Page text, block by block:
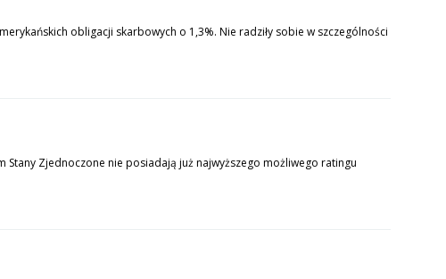
obligacji skarbowych o 1,3%. Nie radziły sobie w szczególności
Stany Zjednoczone nie posiadają już najwyższego możliwego ratingu